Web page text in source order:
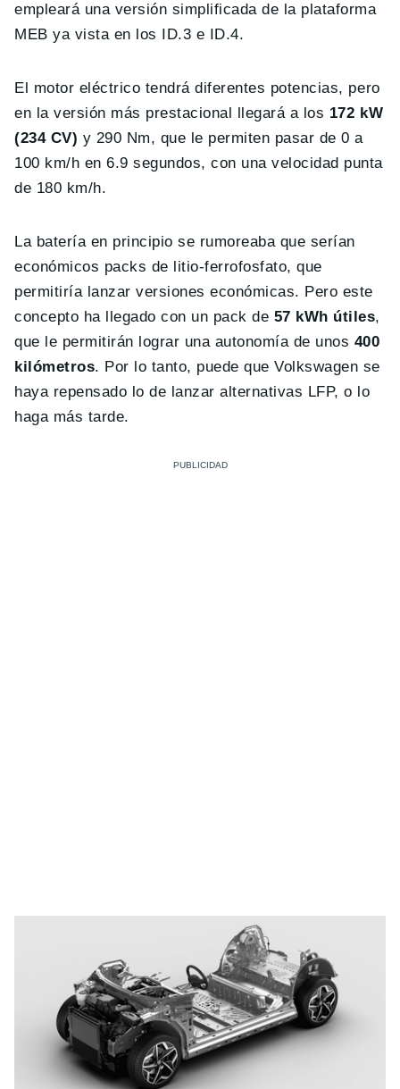
empleará una versión simplificada de la plataforma
MEB ya vista en los ID.3 e ID.4.
El motor eléctrico tendrá diferentes potencias, pero
en la versión más prestacional llegará a los 172 kW
(234 CV) y 290 Nm, que le permiten pasar de 0 a
100 km/h en 6.9 segundos, con una velocidad punta
de 180 km/h.
La batería en principio se rumoreaba que serían
económicos packs de litio-ferrofosfato, que
permitiría lanzar versiones económicas. Pero este
concepto ha llegado con un pack de 57 kWh útiles,
que le permitirán lograr una autonomía de unos 400
kilómetros. Por lo tanto, puede que Volkswagen se
haya repensado lo de lanzar alternativas LFP, o lo
haga más tarde.